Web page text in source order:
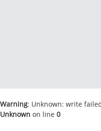
Warning: Unknown: write
Unknown on line 0